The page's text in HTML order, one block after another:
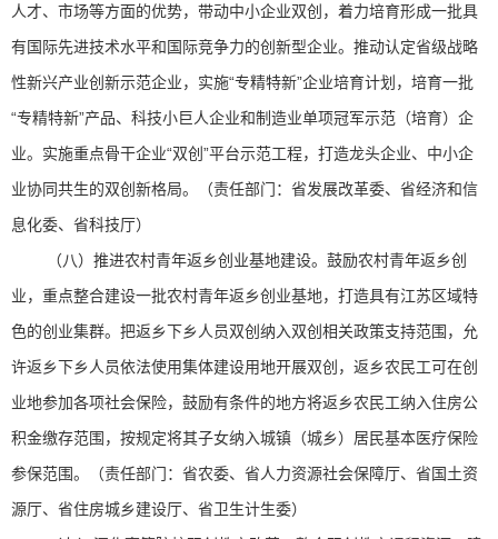
人才、市场等方面的优势，带动中小企业双创，着力培育形成一批具
有国际先进技术水平和国际竞争力的创新型企业。推动认定省级战略
性新兴产业创新示范企业，实施“专精特新”企业培育计划，培育一批
“专精特新”产品、科技小巨人企业和制造业单项冠军示范（培育）企
业。实施重点骨干企业“双创”平台示范工程，打造龙头企业、中小企
业协同共生的双创新格局。（责任部门：省发展改革委、省经济和信
息化委、省科技厅）
（八）推进农村青年返乡创业基地建设。鼓励农村青年返乡创
业，重点整合建设一批农村青年返乡创业基地，打造具有江苏区域特
色的创业集群。把返乡下乡人员双创纳入双创相关政策支持范围，允
许返乡下乡人员依法使用集体建设用地开展双创，返乡农民工可在创
业地参加各项社会保险，鼓励有条件的地方将返乡农民工纳入住房公
积金缴存范围，按规定将其子女纳入城镇（城乡）居民基本医疗保险
参保范围。（责任部门：省农委、省人力资源社会保障厅、省国土资
源厅、省住房城乡建设厅、省卫生计生委）